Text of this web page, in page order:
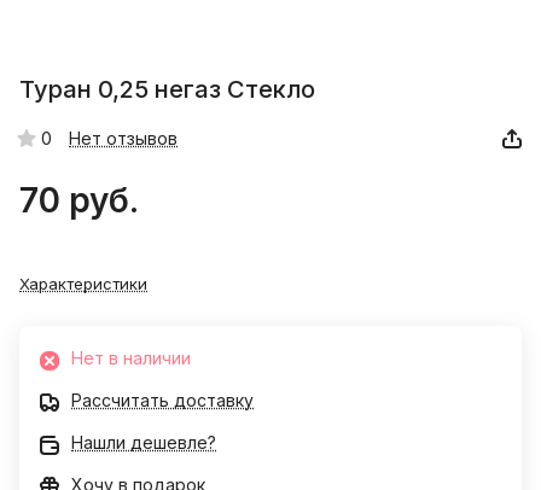
Туран 0,25 негаз Стекло
0 Нет отзывов
70 руб.
Характеристики
Нет в наличии
Рассчитать доставку
Нашли дешевле?
Хочу в подарок